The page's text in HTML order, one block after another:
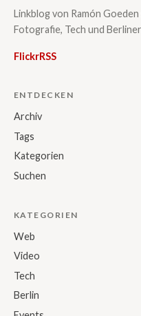
Linkblog von Ramón
Fotografie, Tech und
FlickrRSS
ENTDECKEN
Archiv
Tags
Kategorien
Suchen
KATEGORIEN
Web
Video
Tech
Berlin